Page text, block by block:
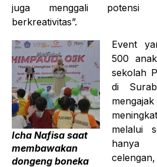
juga menggali potensi
berkreativitas”.
Icha Nafisa saat
membawakan
dongeng boneka
Event
500
sekolah
di
melalui
hanya